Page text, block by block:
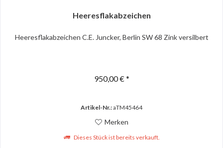
Heeresflakabzeichen
Heeresflakabzeichen C.E. Juncker, Berlin SW 68 Zink versilbert
950,00 € *
Artikel-Nr.:aTM45464
Merken
Dieses Stück ist bereits verkauft.